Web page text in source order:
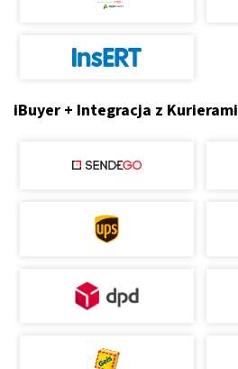
iBuyer + Integracja z Kurierami